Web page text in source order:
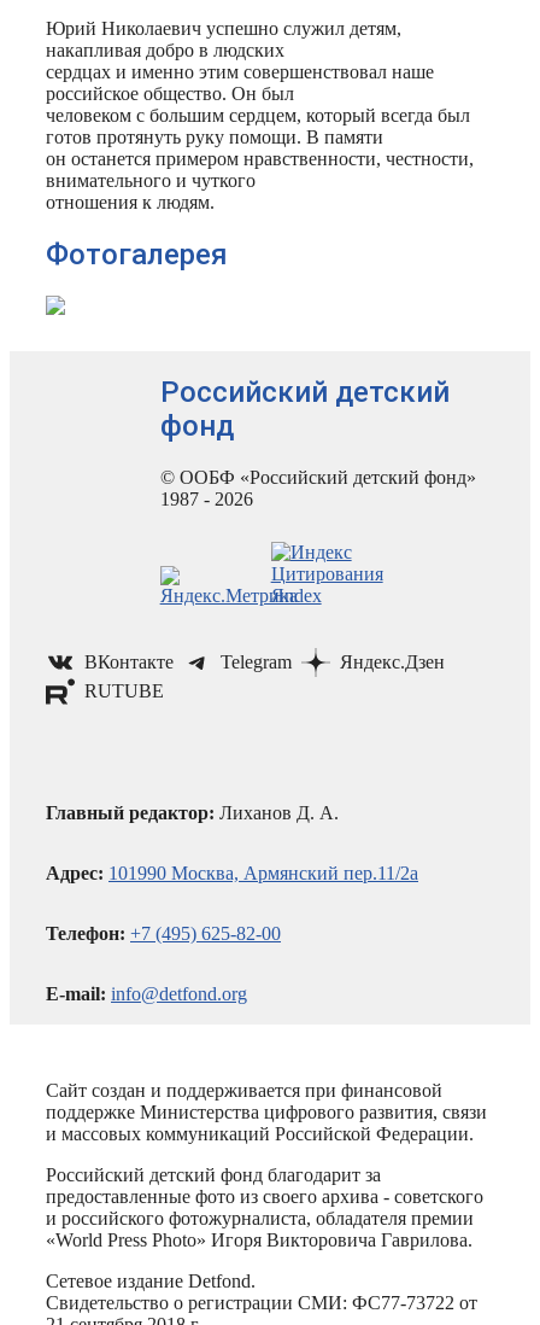
Юрий Николаевич успешно служил детям,
накапливая добро в людских
сердцах и именно этим совершенствовал наше
российское общество. Он был
человеком с большим сердцем, который всегда был
готов протянуть руку помощи. В памяти
он останется примером нравственности, честности,
внимательного и чуткого
отношения к людям.
Фотогалерея
Российский детский
фонд
© ООБФ «Российский детский фонд»
1987 - 2026
ВКонтакте Telegram
Яндекс.Дзен
RUTUBE
Главный редактор: Лиханов Д. А.
Адрес: 101990 Москва, Армянский пер.11/2а
Телефон: +7 (495) 625-82-00
E-mail: info@detfond.org
Сайт создан и поддерживается при финансовой
поддержке Министерства цифрового развития, связи
и массовых коммуникаций Российской Федерации.
Российский детский фонд благодарит за
предоставленные фото из своего архива - советского
и российского фотожурналиста, обладателя премии
«World Press Photo» Игоря Викторовича Гаврилова.
Сетевое издание Detfond.
Свидетельство о регистрации СМИ: ФС77-73722 от